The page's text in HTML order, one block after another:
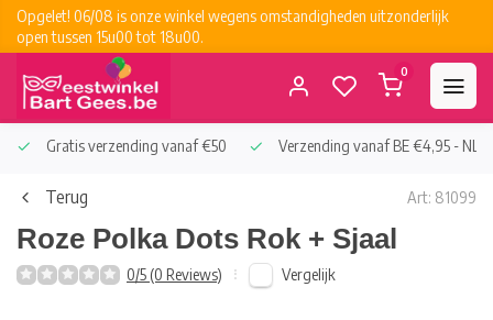
Opgelet! 06/08 is onze winkel wegens omstandigheden uitzonderlijk
open tussen 15u00 tot 18u00.
0
Gratis verzending vanaf €50 Verzending vanaf BE €4,95 - NL
Terug Art: 81099
Roze Polka Dots Rok + Sjaal
0/5 (0 Reviews) Vergelijk